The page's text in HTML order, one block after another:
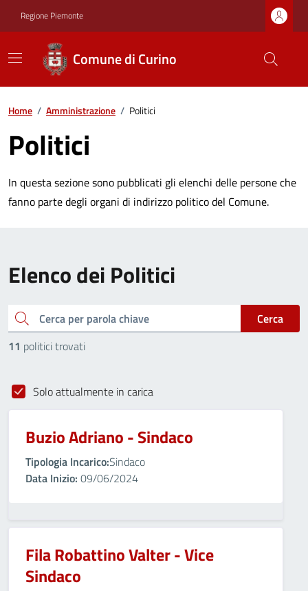
Regione Piemonte
Comune di Curino
Home / Amministrazione / Politici
Politici
In questa sezione sono pubblicati gli elenchi delle persone che
fanno parte degli organi di indirizzo politico del Comune.
Elenco dei Politici
cerca
Cerca
11 politici trovati
Solo attualmente in carica
Buzio Adriano - Sindaco
Tipologia Incarico:Sindaco
Data Inizio: 09/06/2024
Fila Robattino Valter - Vice
Sindaco